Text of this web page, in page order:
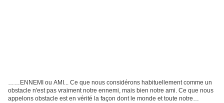
……ENNEMI ou AMI... Ce que nous considérons habituellement comme un
obstacle n'est pas vraiment notre ennemi, mais bien notre ami. Ce que nous
appelons obstacle est en vérité la façon dont le monde et toute notre